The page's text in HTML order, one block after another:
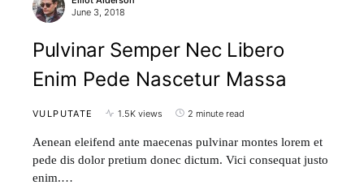
June 3, 2018
Pulvinar Semper Nec Libero
Enim Pede Nascetur Massa
VULPUTATE 1.5K views 2 minute read
Aenean eleifend ante maecenas pulvinar montes lorem et
pede dis dolor pretium donec dictum. Vici consequat justo
enim.…